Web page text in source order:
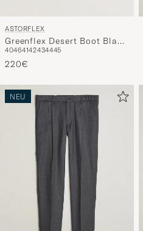
ASTORFLEX
Greenflex Desert Boot Black
Suede
40464142434445
220€
NEU